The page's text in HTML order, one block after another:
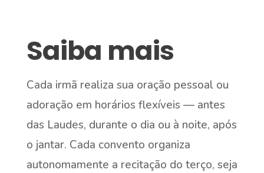
Saiba mais
Cada irmã realiza sua oração pessoal ou
adoração em horários flexíveis — antes
das Laudes, durante o dia ou à noite, após
o jantar. Cada convento organiza
autonomamente a recitação do terço, seja